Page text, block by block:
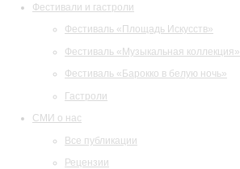
Фестивали и гастроли
Фестиваль «Площадь Искусств»
Фестиваль «Музыкальная коллекция»
Фестиваль «Барокко в белую ночь»
Гастроли
СМИ о нас
Все публикации
Рецензии